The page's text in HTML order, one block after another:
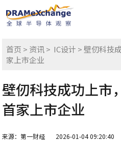
首页 > 资讯> IC设计 > 壁仞科技
家上市企业
壁仞科技成功上市
首家上市企业
来源：第一财经 2026-01-04 09:20:40